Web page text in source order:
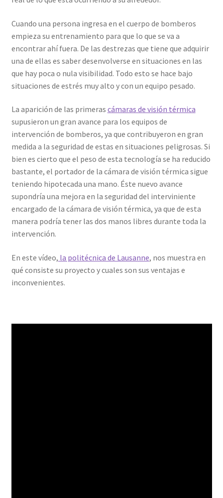
Cuando una persona ingresa en el cuerpo de bomberos
empieza su entrenamiento para que lo que se va a
encontrar ahí fuera. De las destrezas que tiene que adquirir
una de ellas es saber desenvolverse en situaciones en las
que hay poca o nula visibilidad. Todo esto se hace bajo
situaciones de estrés muy alto y con un equipo pesado.
La aparición de las primeras cámaras de visión térmica
supusieron un gran avance para los equipos de
intervención de bomberos, ya que contribuyeron en gran
medida a la seguridad de estas en situaciones peligrosas. Si
bien es cierto que el peso de esta tecnología se ha reducido
bastante, el portador de la cámara de visión térmica sigue
teniendo hipotecada una mano. Éste nuevo avance
supondría una mejora en la seguridad del interviniente
encargado de la cámara de visión térmica, ya que de esta
manera podría tener las dos manos libres durante toda la
intervención.
En este vídeo, la politécnica de Lausanne, nos muestra en
qué consiste su proyecto y cuales son sus ventajas e
inconvenientes.